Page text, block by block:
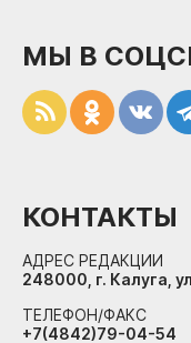
МЫ В
КОНТАКТЫ
АДРЕС РЕДАКЦИИ
248000, г. Калуга,
ТЕЛЕФОН/ФАКС
+7(4842)79-04-54